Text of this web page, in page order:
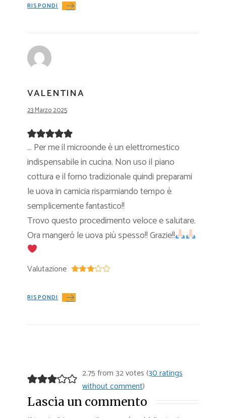
RISPONDI
VALENTINA
23 Marzo 2025
… Per me il microonde è un elettromestico
indispensabile in cucina. Non uso il piano
cottura e il forno tradizionale quindi preparami
le uova in camicia risparmiando tempo è
semplicemente fantastico!!
Trovo questo procedimento veloce e salutare.
Ora mangeró le uova più spesso!! Grazie!!
Valutazione
RISPONDI
2.75 from 32 votes (30 ratings
without comment)
Lascia un commento